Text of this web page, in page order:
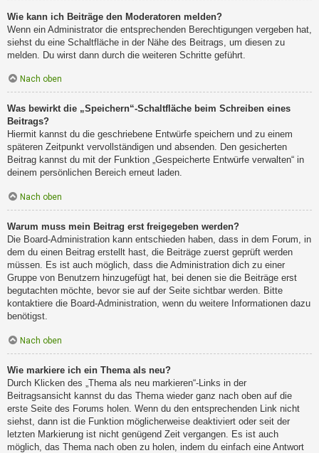
Wie kann ich Beiträge den Moderatoren melden?
Wenn ein Administrator die entsprechenden Berechtigungen vergeben hat,
siehst du eine Schaltfläche in der Nähe des Beitrags, um diesen zu
melden. Du wirst dann durch die weiteren Schritte geführt.
Nach oben
Was bewirkt die „Speichern“-Schaltfläche beim Schreiben eines
Beitrags?
Hiermit kannst du die geschriebene Entwürfe speichern und zu einem
späteren Zeitpunkt vervollständigen und absenden. Den gesicherten
Beitrag kannst du mit der Funktion „Gespeicherte Entwürfe verwalten“ in
deinem persönlichen Bereich erneut laden.
Nach oben
Warum muss mein Beitrag erst freigegeben werden?
Die Board-Administration kann entschieden haben, dass in dem Forum, in
dem du einen Beitrag erstellt hast, die Beiträge zuerst geprüft werden
müssen. Es ist auch möglich, dass die Administration dich zu einer
Gruppe von Benutzern hinzugefügt hat, bei denen sie die Beiträge erst
begutachten möchte, bevor sie auf der Seite sichtbar werden. Bitte
kontaktiere die Board-Administration, wenn du weitere Informationen dazu
benötigst.
Nach oben
Wie markiere ich ein Thema als neu?
Durch Klicken des „Thema als neu markieren“-Links in der
Beitragsansicht kannst du das Thema wieder ganz nach oben auf die
erste Seite des Forums holen. Wenn du den entsprechenden Link nicht
siehst, dann ist die Funktion möglicherweise deaktiviert oder seit der
letzten Markierung ist nicht genügend Zeit vergangen. Es ist auch
möglich, das Thema nach oben zu holen, indem du einfach eine Antwort